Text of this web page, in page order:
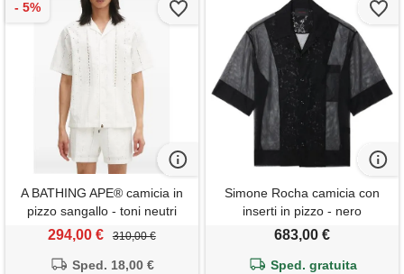
A BATHING APE® camicia in
pizzo sangallo - toni neutri
294,00 € 310,00 €
Sped. 18,00 €
Simone Rocha camicia con
inserti in pizzo - nero
683,00 €
Sped. gratuita